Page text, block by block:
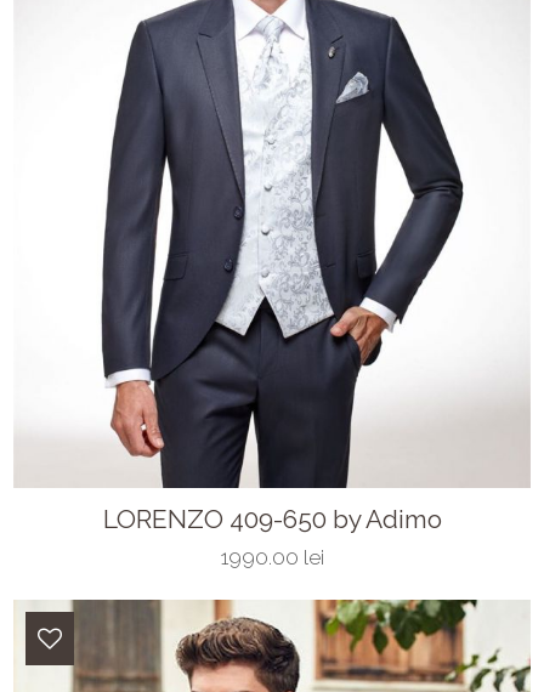
LORENZO 409-650 by Adimo
1990.00 lei